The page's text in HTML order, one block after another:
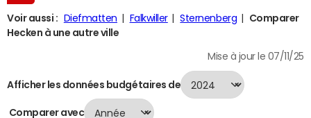
Voir aussi : Diefmatten Falkwiller Sternenberg
Comparer
Hecken à une autre ville
Mise à jour le 07/11/25
Afficher les données budgétaires de
Comparer avec